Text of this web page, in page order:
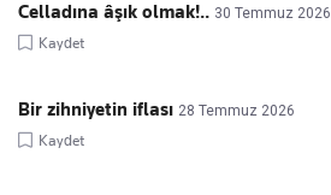
Celladına âşık olmak!.. 30 Temmuz 2026
Kaydet
Bir zihniyetin iflası 28 Temmuz 2026
Kaydet